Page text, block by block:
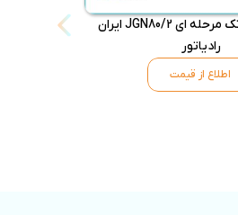
مشعل گازی تک مرحله ای JGN80/2 ایران
رادیاتور
اطلاع از قیمت